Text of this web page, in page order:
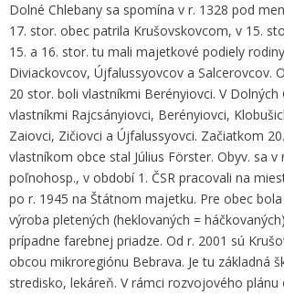
Dolné Chlebany sa spomína v r. 1328 pod
17. stor. obec patrila Krušovskovcom, v 15.
15. a 16. stor. tu mali majetkové podiely
Diviackovcov, Újfalussyovcov a Salcerovcov.
20 stor. boli vlastníkmi Berényiovci. V Dolných
vlastníkmi Rajcsányiovci, Berényiovci,
Zaiovci, Zičiovci a Újfalussyovci. Začiatkom
vlastníkom obce stal Július Förster. Obyv. sa
poľnohosp., v období 1. ČSR pracovali na
po r. 1945 na Štátnom majetku. Pre obec
výroba pletených (heklovaných =
prípadne farebnej priadze. Od r. 2001 sú
obcou mikroregiónu Bebrava. Je tu základná
stredisko, lekáreň. V rámci rozvojového plánu